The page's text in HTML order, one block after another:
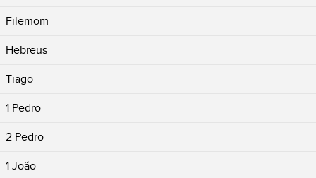
Filemom
Hebreus
Tiago
1 Pedro
2 Pedro
1 João